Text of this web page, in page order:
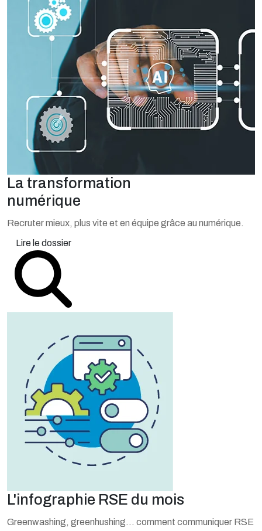
La transformation
numérique
Recruter mieux, plus vite et en équipe grâce au numérique.
Lire le dossier
L'infographie RSE du mois
Greenwashing, greenhushing… comment communiquer RSE